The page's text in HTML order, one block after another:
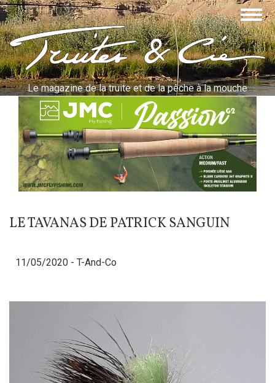
Aller
au
contenu
principalTruites & Cie
Le magazine de la truite et de la pêche à la mouche
LE TAVANAS DE PATRICK SANGUIN
11/05/2020 - T-And-Co